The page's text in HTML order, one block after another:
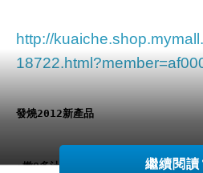
http://
發燒2012新產品
★嫩Q多汁新美味 繼續閱讀